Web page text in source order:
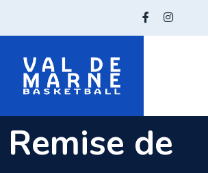
Remise de